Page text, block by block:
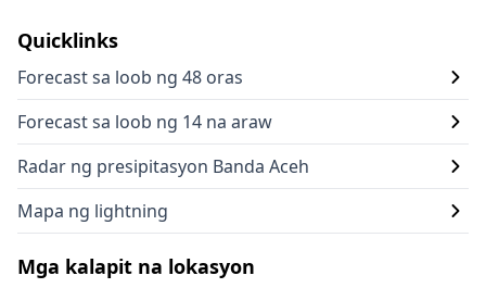
Quicklinks
Forecast sa loob ng 48 oras
Forecast sa loob ng 14 na araw
Radar ng presipitasyon Banda Aceh
Mapa ng lightning
Mga kalapit na lokasyon